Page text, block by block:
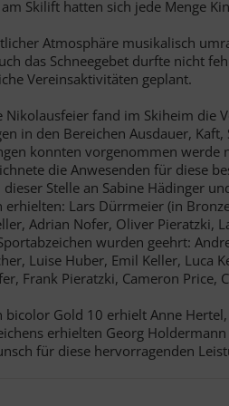
Skilift hatten sich jede Menge
Atmosphäre musikalisch
das Schneegebet durfte nicht
Vereinsaktivitäten geplant.
Nikolausfeier fand im Skiheim die
in den Bereichen Ausdauer,
konnten vorgenommen
die Anwesenden für diese
dieser Stelle an Sabine Hädinger
erhielten: Lars Dürrmeier (in
Adrian Nofer, Oliver Pieratzki,
wurden geehrt:
Luise Huber, Emil Keller, Luca
Frank Pieratzki, Cameron Price,
bicolor Gold 10 erhielt Anne
erhielten Georg
für diese hervorragenden